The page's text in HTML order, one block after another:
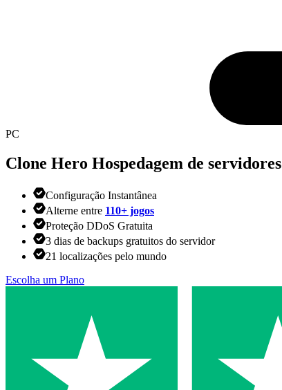
PC
Clone Hero Hospedagem de servidores
Configuração Instantânea
Alterne entre 110+ jogos
Proteção DDoS Gratuita
3 dias de backups gratuitos do servidor
21 localizações pelo mundo
Escolha um Plano